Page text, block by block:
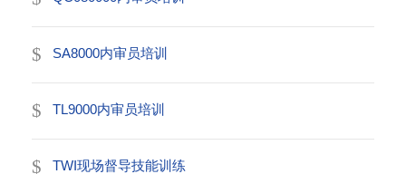
SA8000内审员培训
TL9000内审员培训
TWI现场督导技能训练